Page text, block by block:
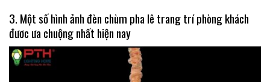
3. Một số hình ảnh đèn chùm pha lê trang trí phòng khách
đươc ưa chuộng nhất hiện nay